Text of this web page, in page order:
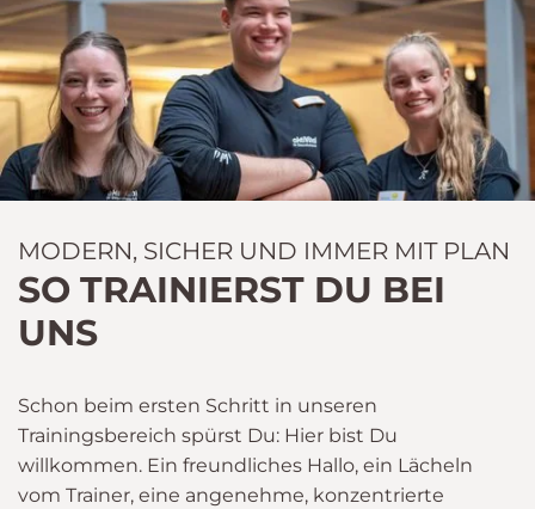
SO TRAINIERST DU BEI
UNS
MODERN, SICHER UND IMMER MIT PLAN
Schon beim ersten Schritt in unseren
Trainingsbereich spürst Du: Hier bist Du
willkommen. Ein freundliches Hallo, ein Lächeln
vom Trainer, eine angenehme, konzentrierte